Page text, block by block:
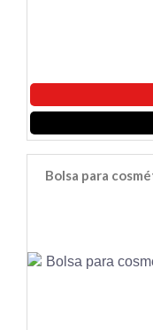
Bolsa para